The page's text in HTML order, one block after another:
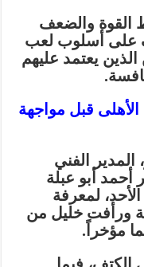
والضعف
على أسلوب لعب
الذين يعتمد عليهم
قبل مواجهة
الفني
أحمد أبو عبلة
لمعرفة
ورأفت خليل من
مؤخراً.